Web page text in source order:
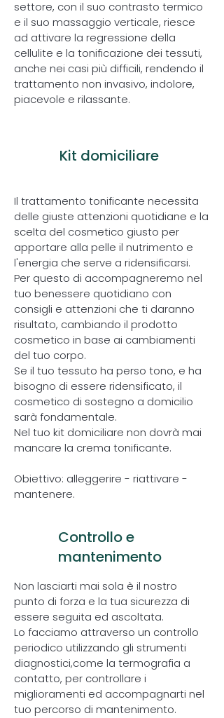
settore, con il suo contrasto termico
e il suo massaggio verticale, riesce
ad attivare la regressione della
cellulite e la tonificazione dei tessuti,
anche nei casi più difficili, rendendo il
trattamento non invasivo, indolore,
piacevole e rilassante.
Kit domiciliare
Il trattamento tonificante necessita
delle giuste attenzioni quotidiane e la
scelta del cosmetico giusto per
apportare alla pelle il nutrimento e
l'energia che serve a ridensificarsi.
Per questo di accompagneremo nel
tuo benessere quotidiano con
consigli e attenzioni che ti daranno
risultato, cambiando il prodotto
cosmetico in base ai cambiamenti
del tuo corpo.
Se il tuo tessuto ha perso tono, e ha
bisogno di essere ridensificato, il
cosmetico di sostegno a domicilio
sarà fondamentale.
Nel tuo kit domiciliare non dovrà mai
mancare la crema tonificante.
Obiettivo: alleggerire - riattivare -
mantenere.
Controllo e
mantenimento
Non lasciarti mai sola è il nostro
punto di forza e la tua sicurezza di
essere seguita ed ascoltata.
Lo facciamo attraverso un controllo
periodico utilizzando gli strumenti
diagnostici,come la termografia a
contatto, per controllare i
miglioramenti ed accompagnarti nel
tuo percorso di mantenimento.